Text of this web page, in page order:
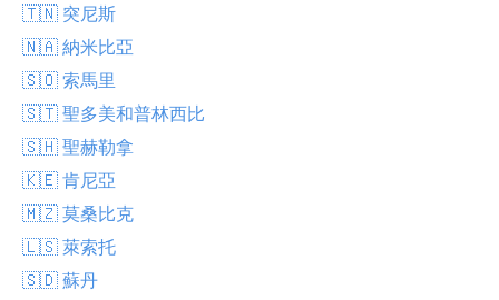
🇹🇳 突尼斯
🇳🇦 納米比亞
🇸🇴 索馬里
🇸🇹 聖多美和普林西比
🇸🇭 聖赫勒拿
🇰🇪 肯尼亞
🇲🇿 莫桑比克
🇱🇸 萊索托
🇸🇩 蘇丹